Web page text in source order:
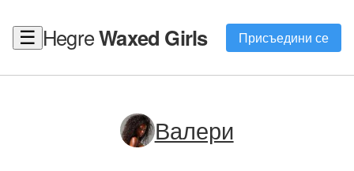
☰ HegreWaxed Girls Присъедини се
Валери